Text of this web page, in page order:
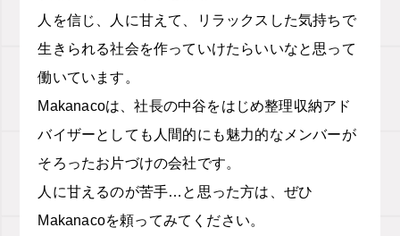
人を信じ、人に甘えて、リラックスした気持ちで
生きられる社会を作っていけたらいいなと思って
働いています。
Makanacoは、社長の中谷をはじめ整理収納アド
バイザーとしても人間的にも魅力的なメンバーが
そろったお片づけの会社です。
人に甘えるのが苦手…と思った方は、ぜひ
Makanacoを頼ってみてください。